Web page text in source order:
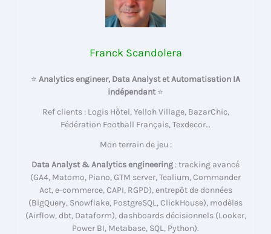
Franck Scandolera
⭐ Analytics engineer, Data Analyst et Automatisation IA
indépendant⭐
Ref clients : Logis Hôtel, Yelloh Village, BazarChic,
Fédération Football Français, Texdecor…
Mon terrain de jeu :
Data Analyst & Analytics engineering : tracking avancé
(GA4, Matomo, Piano, GTM server, Tealium, Commander
Act, e-commerce, CAPI, RGPD), entrepôt de données
(BigQuery, Snowflake, PostgreSQL, ClickHouse), modèles
(Airflow, dbt, Dataform), dashboards décisionnels (Looker,
Power BI, Metabase, SQL, Python).